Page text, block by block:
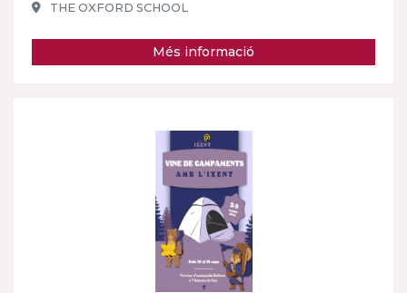
THE OXFORD SCHOOL
Més informació